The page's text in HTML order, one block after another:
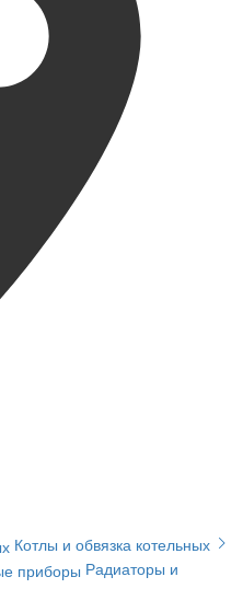
Котлы и обвязка котельных
Радиаторы и